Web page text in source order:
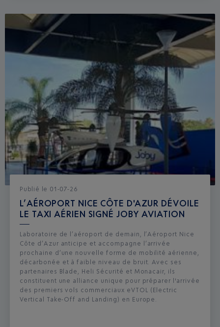
Publié le 01-07-26
L’AÉROPORT NICE CÔTE D'AZUR DÉVOILE
LE TAXI AÉRIEN SIGNÉ JOBY AVIATION
Laboratoire de l’aéroport de demain, l’Aéroport Nice
Côte d’Azur anticipe et accompagne l’arrivée
prochaine d’une nouvelle forme de mobilité aérienne,
décarbonée et à faible niveau de bruit. Avec ses
partenaires Blade, Heli Sécurité et Monacair, ils
constituent une alliance unique pour préparer l'arrivée
des premiers vols commerciaux eVTOL (Electric
Vertical Take-Off and Landing) en Europe.